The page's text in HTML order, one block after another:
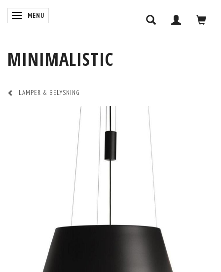
SKIFTE NAVIGATION
MENU
MINIMALISTIC
LAMPER & BELYSNING